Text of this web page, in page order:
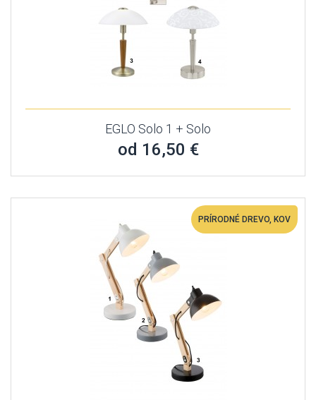
EGLO Solo 1 + Solo
od 16,50 €
PRÍRODNÉ DREVO, KOV